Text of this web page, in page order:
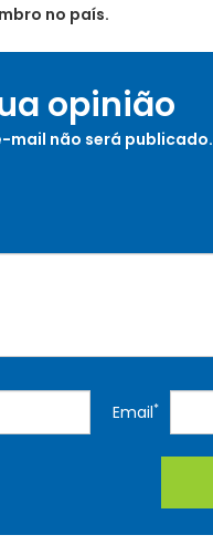
no país.
opinião
mail não será publicado.
Email*